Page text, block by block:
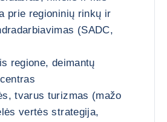
prie regioninių rinkų ir
(SADC,
regione, deimantų
tvarus turizmas (mažo
vertės strategija,